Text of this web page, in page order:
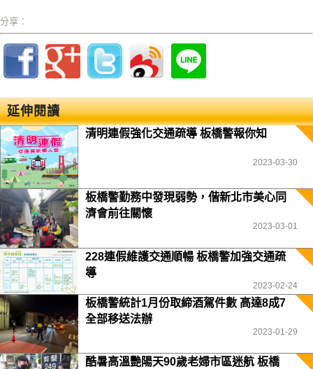
分享：
延伸閱讀
清明連假強化交通疏導 板橋警報你知
2023-03-30
板橋警勤務中發現弱勢，偕新北市美心同
濟會前往關懷
2023-03-01
228連假維護交通順暢 板橋警加強交通疏
導
2023-02-24
板橋警統計1月份取締酒駕件數 高達8成7
全部移送法辦
2023-01-29
酷暑高溫艷陽天90歲老婦市區迷航 板橋